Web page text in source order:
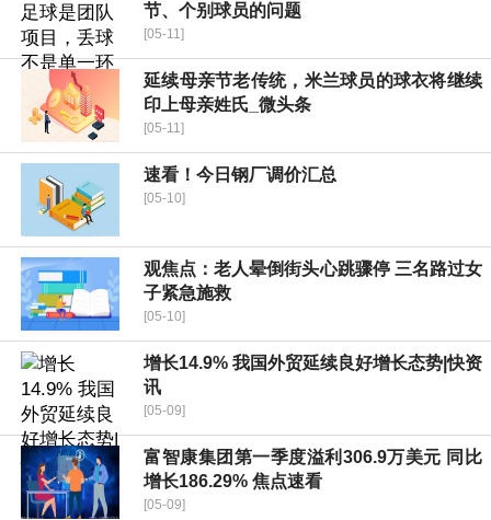
节、个别球员的问题
[05-11]
延续母亲节老传统，米兰球员的球衣将继续
印上母亲姓氏_微头条
[05-11]
速看！今日钢厂调价汇总
[05-10]
观焦点：老人晕倒街头心跳骤停 三名路过女
子紧急施救
[05-10]
增长14.9% 我国外贸延续良好增长态势|快资
讯
[05-09]
富智康集团第一季度溢利306.9万美元 同比
增长186.29% 焦点速看
[05-09]